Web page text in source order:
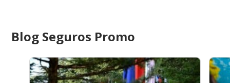
Blog Seguros Promo